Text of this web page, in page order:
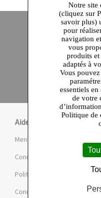
Site officiel
Click and collect
en 24 heures
Aide
Mentions légales et CGU
Conditions de la Marketplace
Politique de confidentialité
Conditions des offres et jeux
Notre site
(cliquez sur
savoir plus)
pour
navigation
vous
produits et
adaptés à
Vous
essentiels
de votre
Politique de